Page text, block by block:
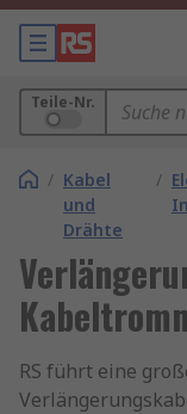
Teile-Nr.
/ Kabel
und
Drähte
/
RS führt eine